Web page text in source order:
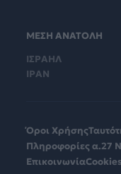
ΜΕΣΗ ΑΝΑΤΟΛΗ
ΙΣΡΑΗΛ
ΙΡΑΝ
Όροι Χρήσης
Πληροφορίες α.27
ΕπικοινωνίαCookies